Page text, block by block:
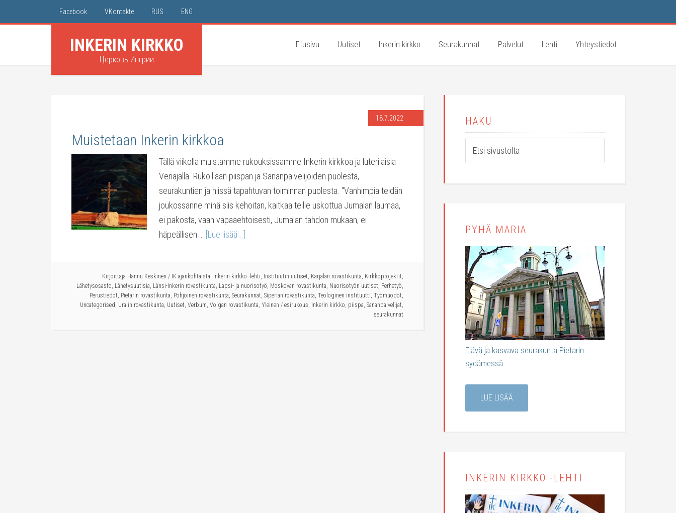
Facebook VKontakte RUS ENG
INKERIN KIRKKO
Церковь Ингрии
Etusivu Uutiset Inkerin kirkko Seurakunnat Palvelut Lehti Yhteystiedot
18.7.2022
Muistetaan Inkerin kirkkoa
Tällä viikolla muistamme rukouksissamme Inkerin kirkkoa ja luterilaisia
Venäjällä. Rukoillaan piispan ja Sananpalvelijoiden puolesta,
seurakuntien ja niissä tapahtuvan toiminnan puolesta. "Vanhimpia teidän
joukossanne minä siis kehoitan, kaitkaa teille uskottua Jumalan laumaa,
ei pakosta, vaan vapaaehtoisesti, Jumalan tahdon mukaan, ei
häpeällisen …
[Lue lisää...]
Kirjoittaja Hannu Keskinen / IK ajankohtaista, Inkerin kirkko -lehti, Instituutin uutiset, Karjalan rovastikunta, Kirkkoprojektit,
Lähetysosasto, Lähetysuutisia, Länsi-Inkerin rovastikunta, Lapsi- ja nuorisotyö, Moskovan rovastikunta, Nuorisotyön uutiset, Perhetyö,
Perustiedot, Pietarin rovastikunta, Pohjoinen rovastikunta, Seurakunnat, Siperian rovastikunta, Teologinen instituutti, Työmuodot,
Uncategorised, Uralin rovastikunta, Uutiset, Verbum, Volgan rovastikunta, Yleinen / esirukous, Inkerin kirkko, piispa, Sananpalvelijat,
seurakunnat
HAKU
PYHÄ MARIA
Elävä ja kasvava seurakunta Pietarin
sydämessä.
LUE LISÄÄ
INKERIN KIRKKO -LEHTI